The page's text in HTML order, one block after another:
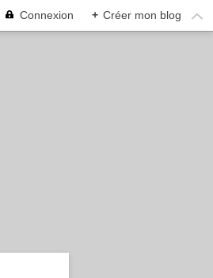
Connexion + Créer mon blog